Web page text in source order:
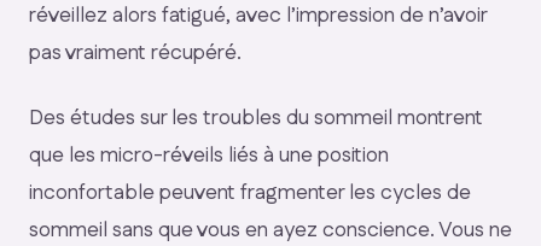
réveillez alors fatigué, avec l’impression de n’avoir
pas vraiment récupéré.
Des études sur les troubles du sommeil montrent
que les micro-réveils liés à une position
inconfortable peuvent fragmenter les cycles de
sommeil sans que vous en ayez conscience. Vous ne